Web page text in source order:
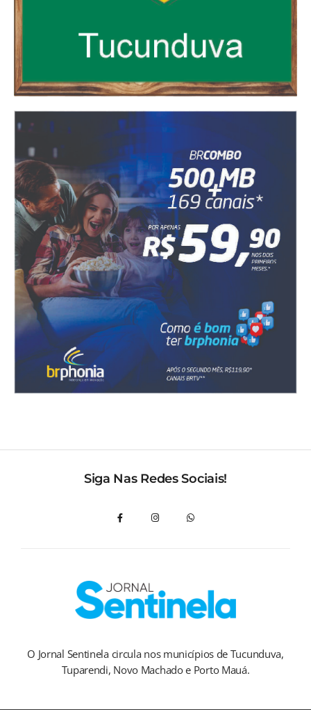
Siga Nas Redes Sociais!
O Jornal Sentinela circula nos municípios de Tucunduva,
Tuparendi, Novo Machado e Porto Mauá.